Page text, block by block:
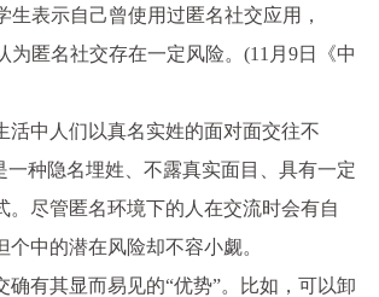
生表示自己曾使用过匿名社交应用，
为匿名社交存在一定风险。(11月9日《中
中人们以真名实姓的面对面交往不
一种隐名埋姓、不露真实面目、具有一定
。尽管匿名环境下的人在交流时会有自
个中的潜在风险却不容小觑。
有其显而易见的“优势”。比如，可以卸